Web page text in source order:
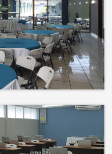
destino, es el
en el